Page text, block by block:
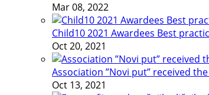
Mar 08, 2022
Child10 2021 Awardees Best
Oct 20, 2021
Association ”Novi put” received
Oct 13, 2021